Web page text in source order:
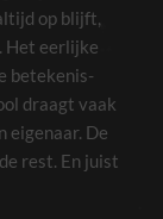
op blijft,
Het eerlijke
betekenis-
draagt vaak
eigenaar. De
rest. En juist